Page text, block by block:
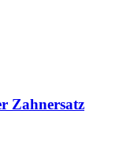
Zahnersatz